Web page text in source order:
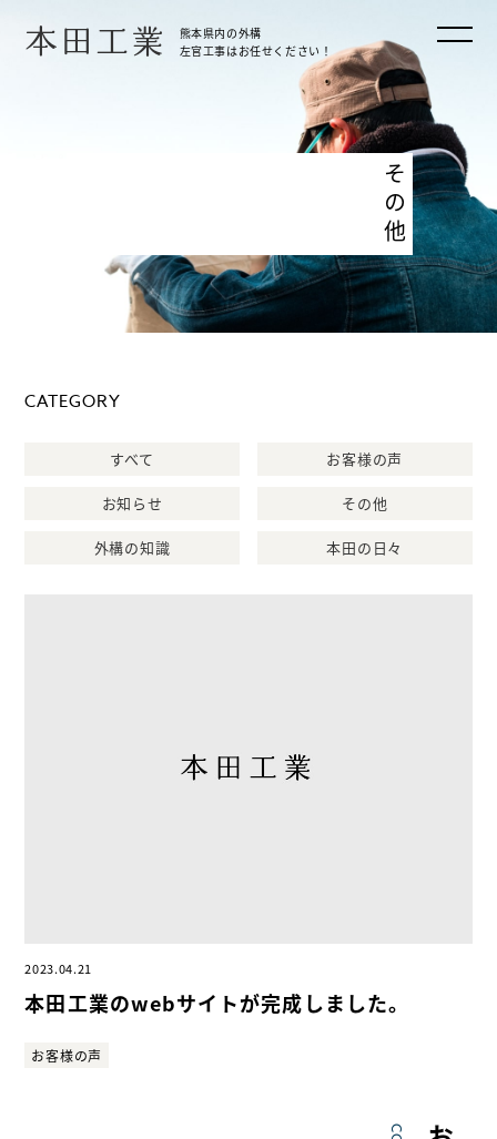
本田工業
熊本県内の外構
左官工事はお任せください！
その他
CATEGORY
すべて お客様の声
お知らせ その他
外構の知識 本田の日々
2023.04.21
本田工業のwebサイトが完成しました。
お客様の声